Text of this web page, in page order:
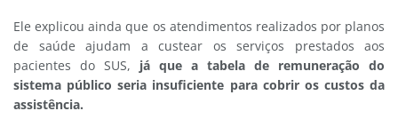
Ele explicou ainda que os atendimentos realizados por planos
de saúde ajudam a custear os serviços prestados aos
pacientes do SUS, já que a tabela de remuneração do
sistema público seria insuficiente para cobrir os custos da
assistência.